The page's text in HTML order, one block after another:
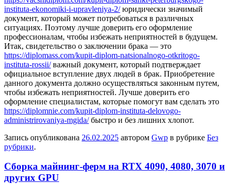
instituta-ekonomiki-i-upravleniya-2/юридически значимый
документ, который может потребоваться в различных
ситуациях. Поэтому лучше доверить его оформление
профессионалам, чтобы избежать неприятностей в будущем.
Итак, свидетельство о заключении брака — это
https://diplomass.com/kupit-diplom-natsionalnogo-otkritogo-
instituta-rossii/важный документ, который подтверждает
официальное вступление двух людей в брак. Приобретение
данного документа должно осуществляться законным путем,
чтобы избежать неприятностей. Лучше доверить его
оформление специалистам, которые помогут вам сделать это
https://diplomnie.com/kupit-diplom-instituta-delovogo-
administrirovaniya-mgida/быстро и без лишних хлопот.
Запись опубликована 26.02.2025 автором Gwp в рубрике Без
рубрики.
Сборка майнинг-ферм на RTX 4090, 4080, 3070 и
других GPU